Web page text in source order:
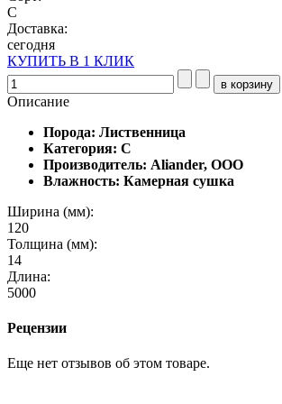
С
Доставка:
сегодня
КУПИТЬ В 1 КЛИК
Описание
Порода: Лиственница
Категория: С
Производитель: Aliander, ООО
Влажность: Камерная сушка
Ширина (мм):
120
Толщина (мм):
14
Длина:
5000
Рецензии
Еще нет отзывов об этом товаре.